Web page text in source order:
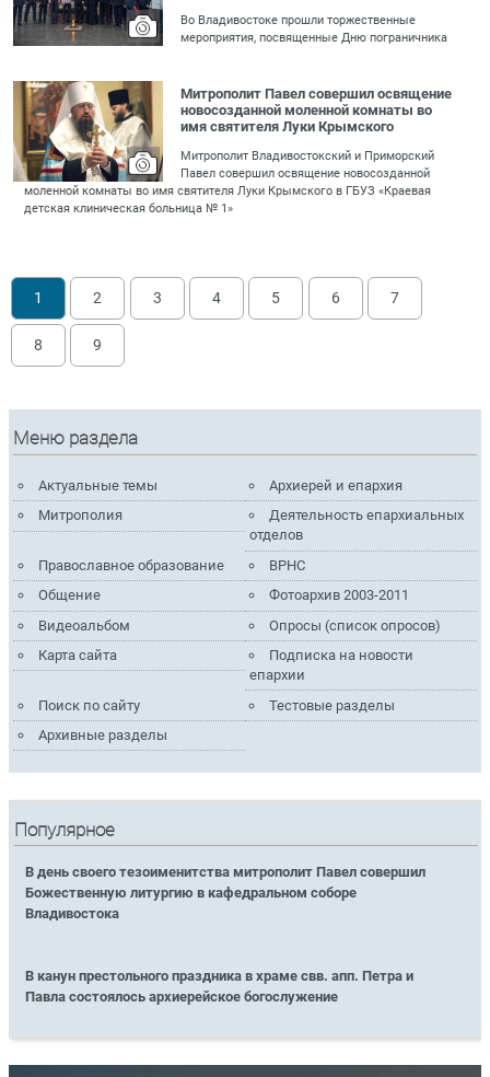
Во Владивостоке прошли торжественные
мероприятия, посвященные Дню пограничника
Митрополит Павел совершил освящение
новосозданной моленной комнаты во
имя святителя Луки Крымского
Митрополит Владивостокский и Приморский
Павел совершил освящение новосозданной
моленной комнаты во имя святителя Луки Крымского в ГБУЗ «Краевая
детская клиническая больница № 1»
1 2 3 4 5 6 7
8 9
Меню раздела
Актуальные темы
Архиерей и епархия
Митрополия
Деятельность епархиальных
отделов
Православное образование
ВРНС
Общение
Фотоархив 2003-2011
Видеоальбом
Опросы (список опросов)
Карта сайта
Подписка на новости
епархии
Поиск по сайту
Тестовые разделы
Архивные разделы
Популярное
В день своего тезоименитства митрополит Павел совершил
Божественную литургию в кафедральном соборе
Владивостока
В канун престольного праздника в храме свв. апп. Петра и
Павла состоялось архиерейское богослужение